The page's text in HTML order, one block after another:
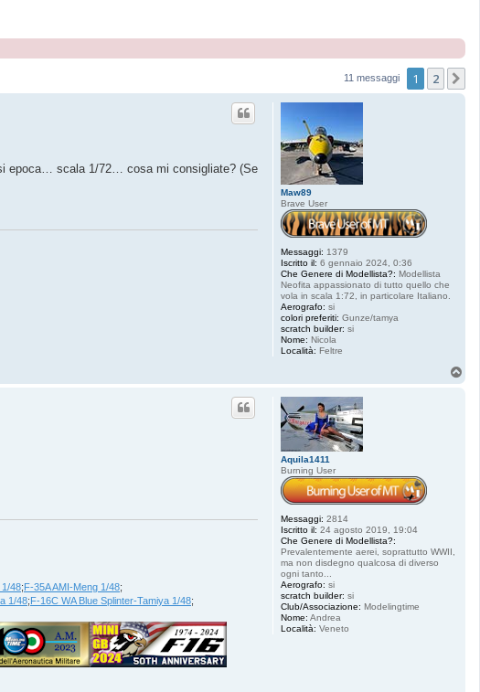
11 messaggi 1 2
Maw89
Brave User
Messaggi: 1379
Iscritto il: 6 gennaio 2024, 0:36
Che Genere di Modellista?: Modellista
Neofita appassionato di tutto quello che
vola in scala 1:72, in particolare Italiano.
Aerografo: si
colori preferiti: Gunze/tamya
scratch builder: si
Nome: Nicola
Località: Feltre
epoca… scala 1/72… cosa mi consigliate? (Se
Aquila1411
Burning User
Messaggi: 2814
Iscritto il: 24 agosto 2019, 19:04
Che Genere di Modellista?:
Prevalentemente aerei, soprattutto WWII,
ma non disdegno qualcosa di diverso
ogni tanto...
Aerografo: si
scratch builder: si
Club/Associazione: Modelingtime
Nome: Andrea
Località: Veneto
1/48;F-35A AMI-Meng 1/48;
1/48;F-16C WA Blue Splinter-Tamiya 1/48;